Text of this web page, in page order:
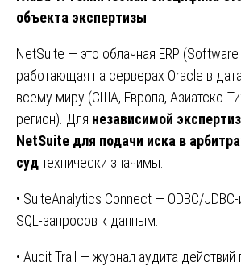
объекта экспертизы
NetSuite — это облачная ERP
работающая на серверах Oracle в
всему миру (США, Европа, Азиатско-
регион). Для независимой
NetSuite для подачи иска в
судтехнически значимы:
• SuiteAnalytics Connect — ODBC/
SQL-запросов к данным.
• Audit Trail — журнал аудита действий